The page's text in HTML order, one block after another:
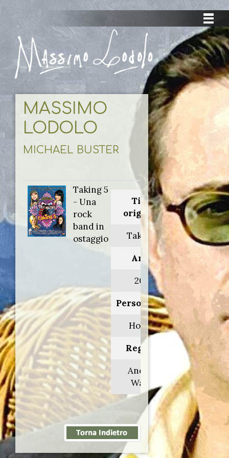
MASSIMO
LODOLO
MICHAEL BUSTER
Taking 5
- Una
rock
band in
ostaggio
Titolo
originale:
Taking 5
Anno:
2007
Personaggio:
Hollace
Regia di:
Andrew
Waller